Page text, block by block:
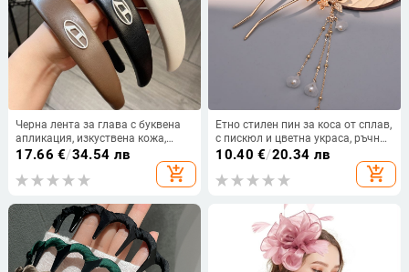
Черна лента за глава с буквена
апликация, изкуствена кожа,
ретро френски стил
17.66 €/34.54 лв
add_shopping_cart
Етно стилен пин за коса от сплав,
с пискюл и цветна украса, ръчна
изработка, сватбен аксесоар |
10.40 €/20.34 лв
add_shopping_cart